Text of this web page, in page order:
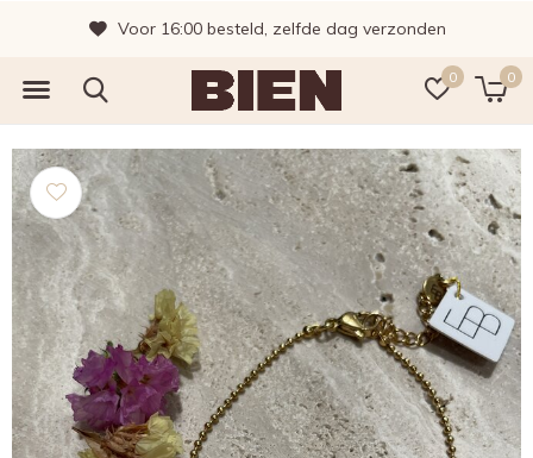
0 0
Voor 16:00 besteld, zelfde dag verzonden